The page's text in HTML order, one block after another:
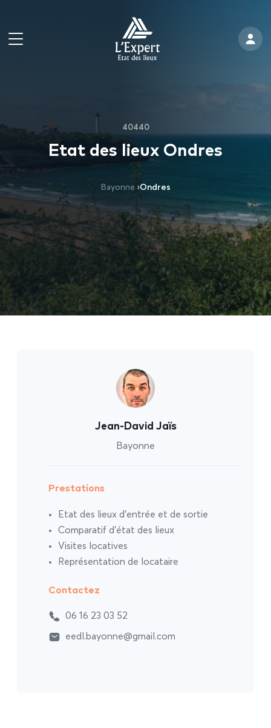
40440
Etat des lieux Ondres
Bayonne ›Ondres
Jean-David Jaïs
Bayonne
Prestations
Etat des lieux d’entrée et de sortie
Comparatif d’état des lieux
Visites locatives
Représentation de locataire
Contactez
06 16 23 03 52
eedl.bayonne@gmail.com